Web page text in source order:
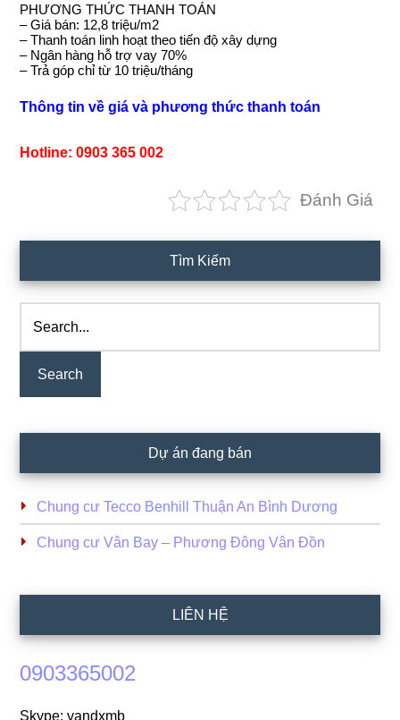
PHƯƠNG THỨC THANH TOÁN
– Giá bán: 12,8 triệu/m2
– Thanh toán linh hoạt theo tiến độ xây dựng
– Ngân hàng hỗ trợ vay 70%
– Trả góp chỉ từ 10 triệu/tháng
Thông tin về giá và phương thức thanh toán
Hotline: 0903 365 002
Đánh Giá
Sidebar
Tìm Kiếm
Dự án đang bán
Chung cư Tecco Benhill Thuận An Bình Dương
Chung cư Vân Bay – Phương Đông Vân Đồn
LIÊN HỆ
0903365002
Skype: vandxmb